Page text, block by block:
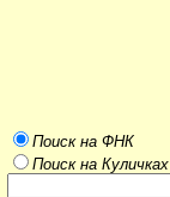
Поиск на ФНК
Поиск на Куличках